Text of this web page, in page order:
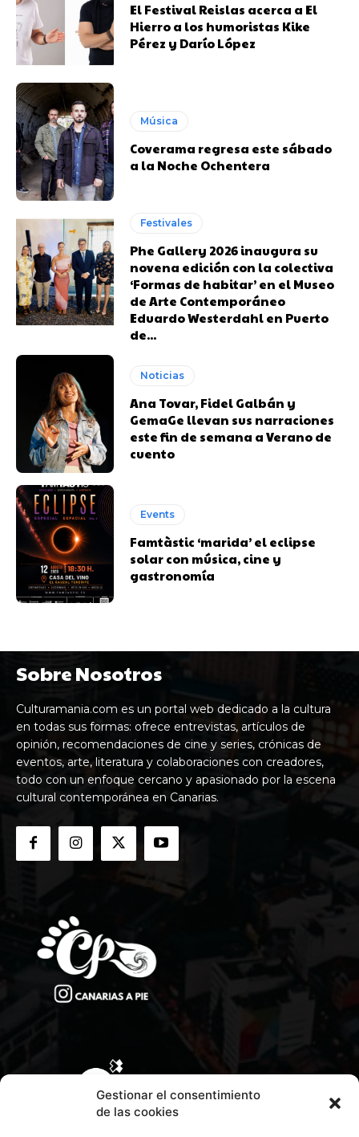
Gestionar el consentimiento
de las cookies
El Festival Reislas acerca a El
Hierro a los humoristas Kike
Pérez y Darío López
Música
Coverama regresa este sábado
a la Noche Ochentera
Festivales
Phe Gallery 2026 inaugura su
novena edición con la colectiva
‘Formas de habitar’ en el Museo
de Arte Contemporáneo
Eduardo Westerdahl en Puerto
de...
Noticias
Ana Tovar, Fidel Galbán y
GemaGe llevan sus narraciones
este fin de semana a Verano de
cuento
Events
Famtàstic ‘marida’ el eclipse
solar con música, cine y
gastronomía
Sobre Nosotros
Culturamania.com es un portal web dedicado a la cultura
en todas sus formas: ofrece entrevistas, artículos de
opinión, recomendaciones de cine y series, crónicas de
eventos, arte, literatura y colaboraciones con creadores,
todo con un enfoque cercano y apasionado por la escena
cultural contemporánea en Canarias.